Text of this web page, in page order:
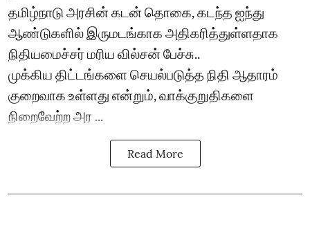
தமிழ்நாடு அரசின் கடன் தொகை, கடந்த ஐந்து
ஆண்டுகளில் இருமடங்காக அதிகரித்துள்ளதாக
நிதியமைச்சர் மரிய வில்சன் பேச்சு..
முக்கிய திட்டங்களை செயல்படுத்த நிதி ஆதாரம்
குறைவாக உள்ளது என்றும், வாக்குறுதிகளை
நிறைவேற்ற அர ...
Read More